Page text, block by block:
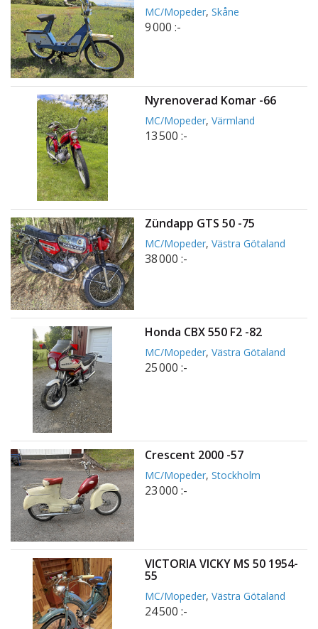
MC/Mopeder,Skåne
9 000 :-
Nyrenoverad Komar -66
MC/Mopeder,Värmland
13 500 :-
Zündapp GTS 50 -75
MC/Mopeder,Västra Götaland
38 000 :-
Honda CBX 550 F2 -82
MC/Mopeder,Västra Götaland
25 000 :-
Crescent 2000 -57
MC/Mopeder,Stockholm
23 000 :-
VICTORIA VICKY MS 50 1954-
55
MC/Mopeder,Västra Götaland
24 500 :-